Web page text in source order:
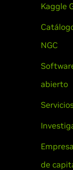
Kaggle
NGC
abierto
de